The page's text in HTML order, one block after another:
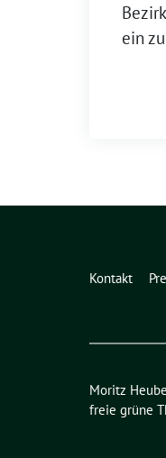
ein
Kontakt
Moritz
freie grüne